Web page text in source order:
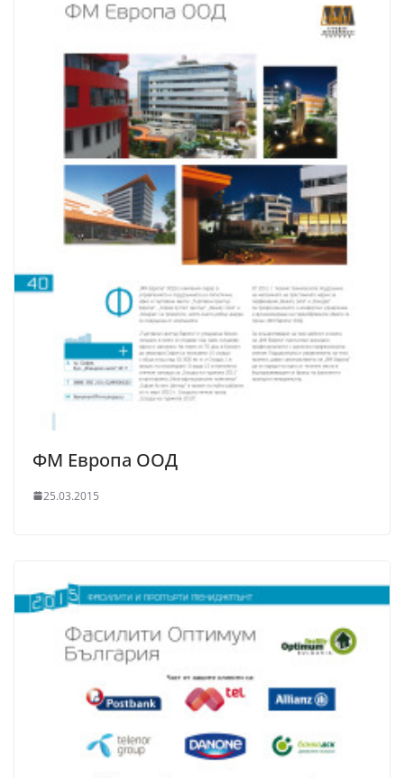
ФМ Европа ООД
25.03.2015